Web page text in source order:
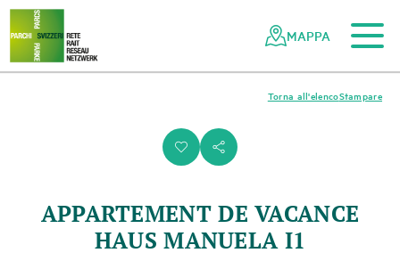
Navigazione
nella
rete
dei
Navigazione
rapida
Al contenuto principale
Alla navigazione mobile
Alla ricerca
Al piè di pagina
Alla mappa del sito
MAPPA
i s
Stampare
Torna all'elenco
APPARTEMENT DE VACANCE
HAUS MANUELA I1